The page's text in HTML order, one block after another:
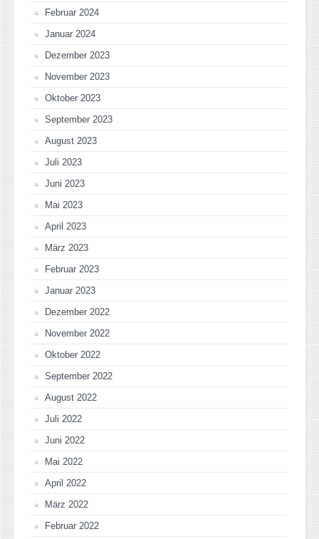
Februar 2024
Januar 2024
Dezember 2023
November 2023
Oktober 2023
September 2023
August 2023
Juli 2023
Juni 2023
Mai 2023
April 2023
März 2023
Februar 2023
Januar 2023
Dezember 2022
November 2022
Oktober 2022
September 2022
August 2022
Juli 2022
Juni 2022
Mai 2022
April 2022
März 2022
Februar 2022